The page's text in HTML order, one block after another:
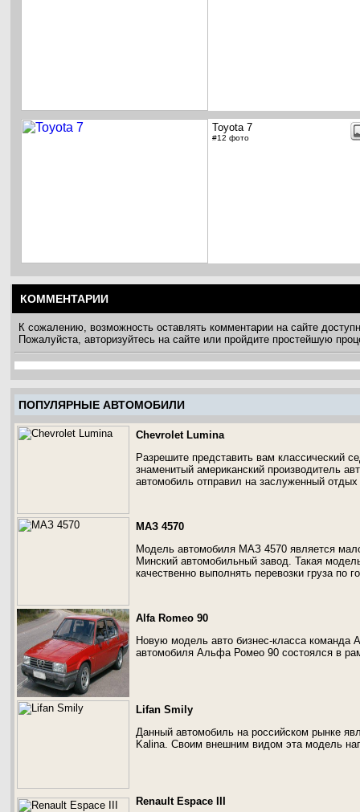
Toyota 7
#12 фото
КОММЕНТАРИИ
К сожалению, возможность оставлять комментарии на сайте
Пожалуйста, авторизуйтесь на сайте или пройдите простейшую
ПОПУЛЯРНЫЕ АВТОМОБИЛИ
Chevrolet Lumina
Разрешите представить вам классический
знаменитый американский производитель
автомобиль отправил на заслуженный
МАЗ 4570
Модель автомобиля МАЗ 4570 является
Минский автомобильный завод. Такая
качественно выполнять перевозки груза по
Alfa Romeo 90
Новую модель авто бизнес-класса команда
автомобиля Альфа Ромео 90 состоялся в
Lifan Smily
Данный автомобиль на российском рынке
Kalina. Своим внешним видом эта модель
Renault Espace III